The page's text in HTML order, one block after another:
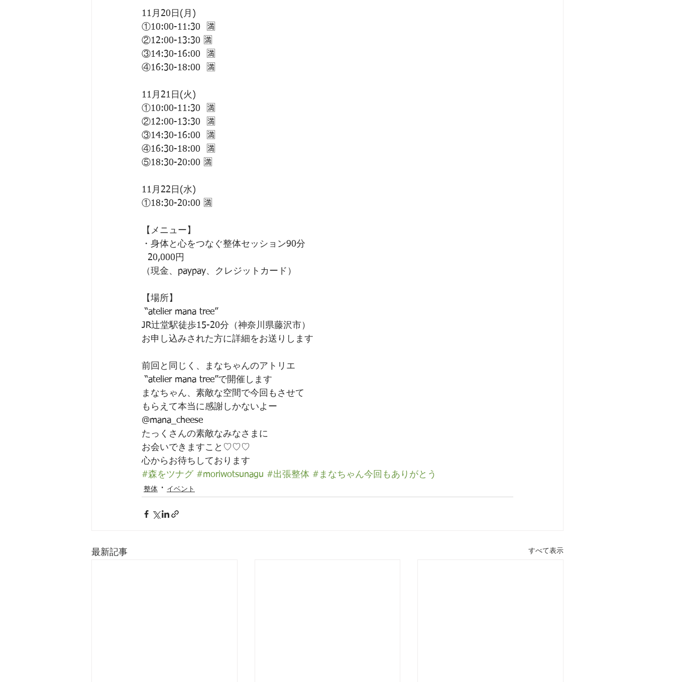
11月20日(月)
①10:00-11:30  🈵
②12:00-13:30 🈵
③14:30-16:00  🈵
④16:30-18:00  🈵
11月21日(火)
①10:00-11:30  🈵
②12:00-13:30  🈵
③14:30-16:00  🈵
④16:30-18:00  🈵
⑤18:30-20:00 🈵
11月22日(水)
①18:30-20:00 🈵
【メニュー】
・身体と心をつなぐ整体セッション90分
  20,000円
（現金、paypay、クレジットカード）
【場所】
“atelier mana tree”
JR辻堂駅徒歩15-20分（神奈川県藤沢市）
お申し込みされた方に詳細をお送りします
前回と同じく、まなちゃんのアトリエ
“atelier mana tree”で開催します
まなちゃん、素敵な空間で今回もさせて
もらえて本当に感謝しかないよー
@mana_cheese
たっくさんの素敵なみなさまに
お会いできますこと♡♡♡
心からお待ちしております
#森をツナグ #moriwotsunagu #出張整体 #まなちゃん今回もありがとう
整体 イベント
最新記事 すべて表示